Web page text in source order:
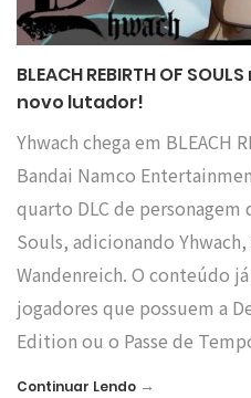
BLEACH REBIRTH OF
novo lutador!
Yhwach chega em BLEACH
Bandai Namco
quarto DLC de personagem
Souls, adicionando
Wandenreich. O conteúdo
jogadores que possuem a
Edition ou o Passe de
Continuar Lendo →